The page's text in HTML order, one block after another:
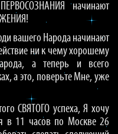
начинают
вашего Народа начинают
ни к чему хорошему
а теперь и всего
а это, поверьте Мне, уже
СВЯТОГО успеха, Я хочу
в 11 часов по Москве 26